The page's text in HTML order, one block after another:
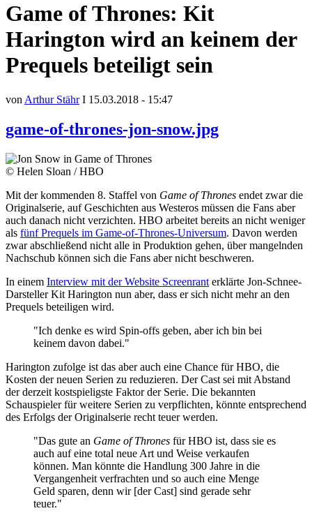
Game of Thrones: Kit
Harington wird an keinem der
Prequels beteiligt sein
von Arthur StährI 15.03.2018 - 15:47
game-of-thrones-jon-snow.jpg
© Helen Sloan / HBO
Mit der kommenden 8. Staffel von Game of Thrones endet zwar die
Originalserie, auf Geschichten aus Westeros müssen die Fans aber
auch danach nicht verzichten. HBO arbeitet bereits an nicht weniger
als fünf Prequels im Game-of-Thrones-Universum. Davon werden
zwar abschließend nicht alle in Produktion gehen, über mangelnden
Nachschub können sich die Fans aber nicht beschweren.
In einem Interview mit der Website Screenrant erklärte Jon-Schnee-
Darsteller Kit Harington nun aber, dass er sich nicht mehr an den
Prequels beteiligen wird.
"Ich denke es wird Spin-offs geben, aber ich bin bei
keinem davon dabei."
Harington zufolge ist das aber auch eine Chance für HBO, die
Kosten der neuen Serien zu reduzieren. Der Cast sei mit Abstand
der derzeit kostspieligste Faktor der Serie. Die bekannten
Schauspieler für weitere Serien zu verpflichten, könnte entsprechend
des Erfolgs der Originalserie recht teuer werden.
"Das gute an Game of Thrones für HBO ist, dass sie es
auch auf eine total neue Art und Weise verkaufen
können. Man könnte die Handlung 300 Jahre in die
Vergangenheit verfrachten und so auch eine Menge
Geld sparen, denn wir [der Cast] sind gerade sehr
teuer."